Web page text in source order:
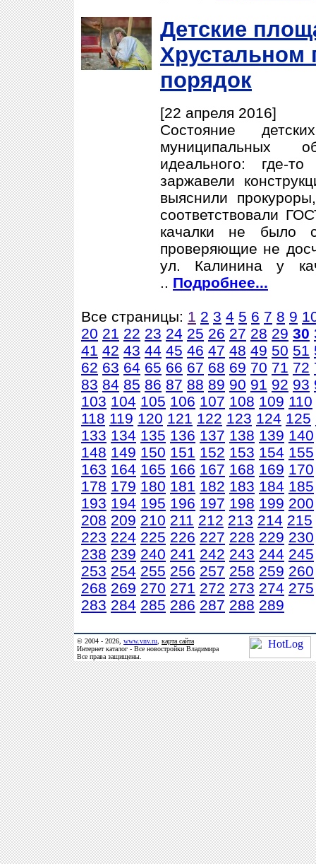
Детские
Хрустальном
порядок
[22 апреля 2016]
Состояние
муниципальных
идеального: где-
заржавели
выяснили
соответствовали
качалки не было
проверяющие не
ул. Калинина у
.. Подробнее...
Все страницы: 1 2 3 4 5 6 7 8 9
20 21 22 23 24 25 26 27 28 29 30
41 42 43 44 45 46 47 48 49 50 51
62 63 64 65 66 67 68 69 70 71 72
83 84 85 86 87 88 89 90 91 92 93
103 104 105 106 107 108 109 110
118 119 120 121 122 123 124 125
133 134 135 136 137 138 139 140
148 149 150 151 152 153 154 155
163 164 165 166 167 168 169 170
178 179 180 181 182 183 184 185
193 194 195 196 197 198 199 200
208 209 210 211 212 213 214 215
223 224 225 226 227 228 229 230
238 239 240 241 242 243 244 245
253 254 255 256 257 258 259 260
268 269 270 271 272 273 274 275
283 284 285 286 287 288 289
© 2004 - 2026, www.vnv.ru карта сайта
Интернет каталог - Все новостройки Владимира
Все права защищены.